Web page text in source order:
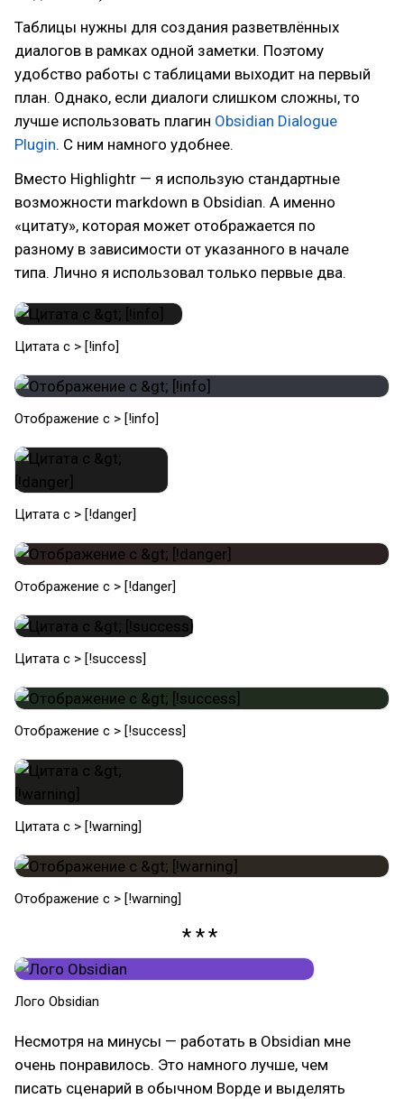
Таблицы нужны для создания разветвлённых
диалогов в рамках одной заметки. Поэтому
удобство работы с таблицами выходит на первый
план. Однако, если диалоги слишком сложны, то
лучше использовать плагин Obsidian Dialogue
Plugin. С ним намного удобнее.
Вместо Highlightr — я использую стандартные
возможности markdown в Obsidian. А именно
«цитату», которая может отображается по
разному в зависимости от указанного в начале
типа. Лично я использовал только первые два.
Цитата с > [!info]
Отображение с > [!info]
Цитата с > [!danger]
Отображение с > [!danger]
Цитата с > [!success]
Отображение с > [!success]
Цитата с > [!warning]
Отображение с > [!warning]
Лого Obsidian
Несмотря на минусы — работать в Obsidian мне
очень понравилось. Это намного лучше, чем
писать сценарий в обычном Ворде и выделять